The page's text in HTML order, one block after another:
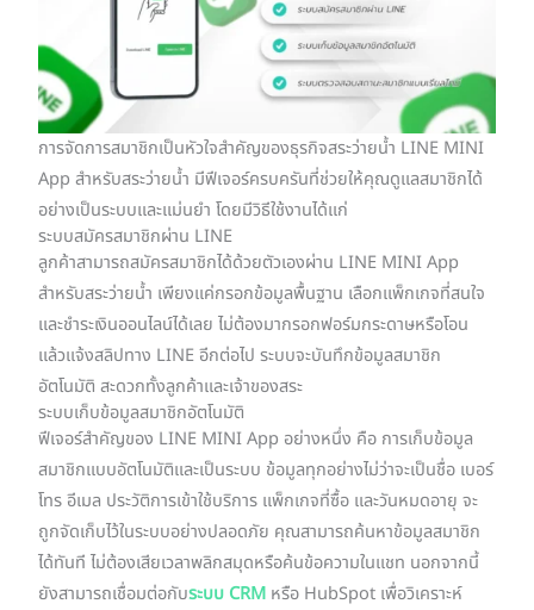
การจัดการสมาชิกเป็นหัวใจสำคัญของธุรกิจสระว่ายน้ำ LINE MINI
App สำหรับสระว่ายน้ำ มีฟีเจอร์ครบครันที่ช่วยให้คุณดูแลสมาชิกได้
อย่างเป็นระบบและแม่นยำ โดยมีวิธีใช้งานได้แก่
ระบบสมัครสมาชิกผ่าน LINE
ลูกค้าสามารถสมัครสมาชิกได้ด้วยตัวเองผ่าน LINE MINI App
สำหรับสระว่ายน้ำ เพียงแค่กรอกข้อมูลพื้นฐาน เลือกแพ็กเกจที่สนใจ
และชำระเงินออนไลน์ได้เลย ไม่ต้องมากรอกฟอร์มกระดาษหรือโอน
แล้วแจ้งสลิปทาง LINE อีกต่อไป ระบบจะบันทึกข้อมูลสมาชิก
อัตโนมัติ สะดวกทั้งลูกค้าและเจ้าของสระ
ระบบเก็บข้อมูลสมาชิกอัตโนมัติ
ฟีเจอร์สำคัญของ LINE MINI App อย่างหนึ่ง คือ การเก็บข้อมูล
สมาชิกแบบอัตโนมัติและเป็นระบบ ข้อมูลทุกอย่างไม่ว่าจะเป็นชื่อ เบอร์
โทร อีเมล ประวัติการเข้าใช้บริการ แพ็กเกจที่ซื้อ และวันหมดอายุ จะ
ถูกจัดเก็บไว้ในระบบอย่างปลอดภัย คุณสามารถค้นหาข้อมูลสมาชิก
ได้ทันที ไม่ต้องเสียเวลาพลิกสมุดหรือค้นข้อความในแชท นอกจากนี้
ยังสามารถเชื่อมต่อกับระบบ CRM หรือ HubSpot เพื่อวิเคราะห์